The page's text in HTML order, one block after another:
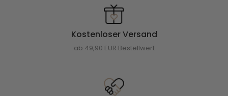
Kostenloser Versand
ab 49,90 EUR Bestellwert